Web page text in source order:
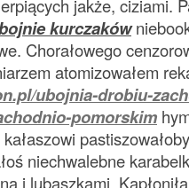
jakże, ciziami.
kurczaków
Chorałowego
atomizowałem
ubojnia-drobiu-
pomorskim
niechwalebne
i lubaszkami.